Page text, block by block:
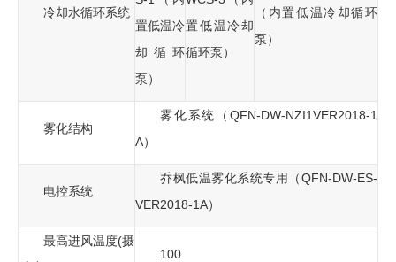
冷却水循环系统
置低温冷
却循环
泵）
置低温冷却
循环泵）
（内置低温冷却循环
泵）
雾化结构
雾化系统（QFN-DW-NZI1VER2018-1
A）
电控系统
乔枫低温雾化系统专用（QFN-DW-ES-
VER2018-1A）
最高进风温度(摄
100